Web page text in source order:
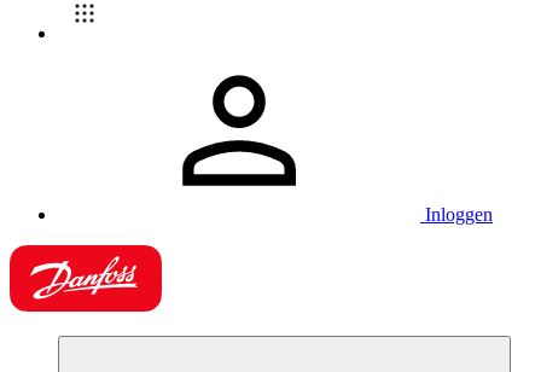
Inloggen